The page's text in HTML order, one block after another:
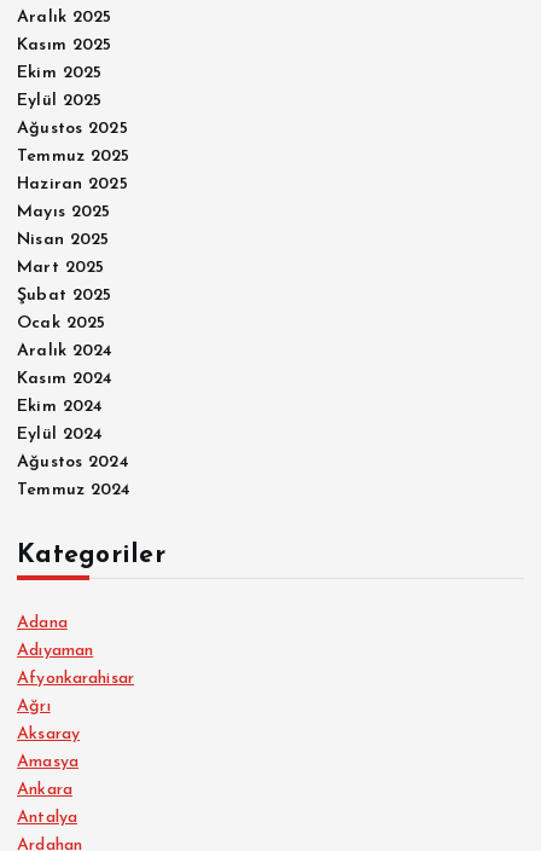
Aralık 2025
Kasım 2025
Ekim 2025
Eylül 2025
Ağustos 2025
Temmuz 2025
Haziran 2025
Mayıs 2025
Nisan 2025
Mart 2025
Şubat 2025
Ocak 2025
Aralık 2024
Kasım 2024
Ekim 2024
Eylül 2024
Ağustos 2024
Temmuz 2024
Kategoriler
Adana
Adıyaman
Afyonkarahisar
Ağrı
Aksaray
Amasya
Ankara
Antalya
Ardahan